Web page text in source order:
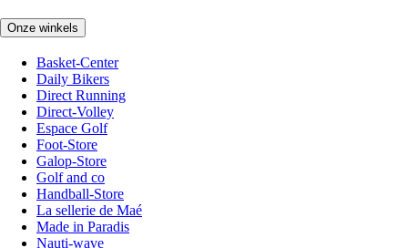
Onze winkels
Basket-Center
Daily Bikers
Direct Running
Direct-Volley
Espace Golf
Foot-Store
Galop-Store
Golf and co
Handball-Store
La sellerie de Maé
Made in Paradis
Nauti-wave